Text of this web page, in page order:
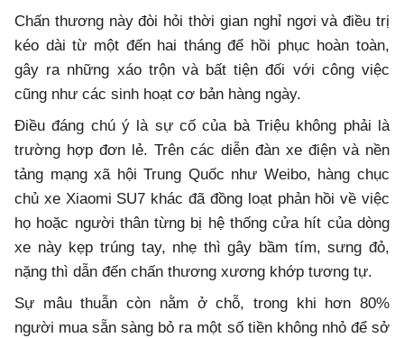
Chấn thương này đòi hỏi thời gian nghỉ ngơi và điều trị
kéo dài từ một đến hai tháng để hồi phục hoàn toàn,
gây ra những xáo trộn và bất tiện đối với công việc
cũng như các sinh hoạt cơ bản hàng ngày.
Điều đáng chú ý là sự cố của bà Triệu không phải là
trường hợp đơn lẻ. Trên các diễn đàn xe điện và nền
tảng mạng xã hội Trung Quốc như Weibo, hàng chục
chủ xe Xiaomi SU7 khác đã đồng loạt phản hồi về việc
họ hoặc người thân từng bị hệ thống cửa hít của dòng
xe này kẹp trúng tay, nhẹ thì gây bầm tím, sưng đỏ,
nặng thì dẫn đến chấn thương xương khớp tương tự.
Sự mâu thuẫn còn nằm ở chỗ, trong khi hơn 80%
người mua sẵn sàng bỏ ra một số tiền không nhỏ để sở